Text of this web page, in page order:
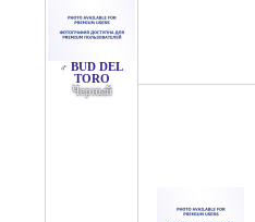
♂ BUD DEL
TORO
Черный